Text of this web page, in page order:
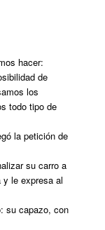
hacer:
de
los
todo tipo de
la petición de
su carro a
le expresa al
su capazo, con